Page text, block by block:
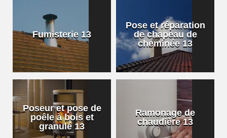
Fumisterie 13
Pose et réparation
de chapeau de
cheminée 13
Poseur et pose de
poêle à bois et
granulé 13
Ramonage de
chaudière 13